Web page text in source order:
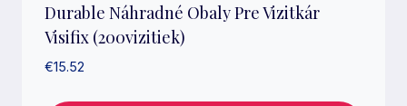
Durable Náhradné Obaly Pre Vizitkár
Visifix (200vizitiek)
€15.52